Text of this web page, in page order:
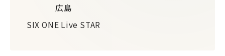
広島
SIX ONE Live STAR